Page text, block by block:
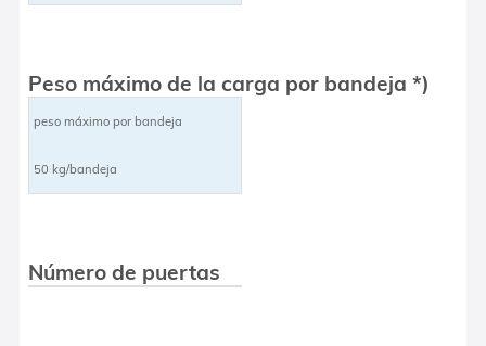
Peso máximo de la carga por bandeja *)
peso máximo por bandeja
50 kg/bandeja
Número de puertas